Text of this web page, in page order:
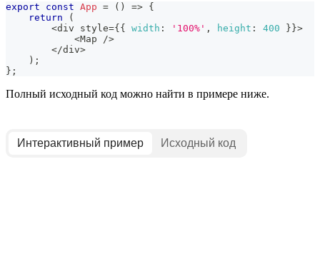
export const App = ( ) => {
return
(
<div style={{ width : '100%' , height : 400 }}>
<Map />
</div>
) ;
} ;
Полный исходный код можно найти в примере ниже.
Интерактивный пример Исходный код